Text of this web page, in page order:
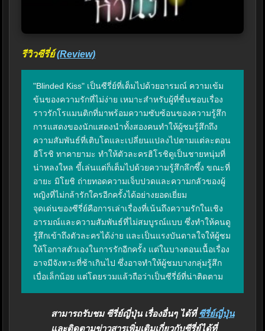
รีวิวซีรี่ย์(Review)
"Blinded Kiss" เป็นซีรี่ย์ที่เต็มไปด้วยอารมณ์ ความเข้ม
ข้นของความรักที่ไม่ง่าย เหมาะสำหรับผู้ที่ชื่นชอบเรื่อง
ราวรักโรแมนติกที่มาพร้อมความซับซ้อนของความรู้สึก
การแสดงของนักแสดงนำทั้งสองคนทำให้ผู้ชมรู้สึกถึง
ความสัมพันธ์ที่เติบโตและเปลี่ยนแปลงไปตามแต่ละตอน
ฮิโรชิ ทาคายามะ ทำให้ตัวละครฮิโรชิดูเป็นชายหนุ่มที่
น่าหลงใหล ขี้เล่นแต่ก็เต็มไปด้วยความรู้สึกลึกซึ้ง ขณะที่
อายะ มิโยชิ ถ่ายทอดความเจ็บปวดและความกลัวของผู้
หญิงที่ไม่กล้ารักใครอีกครั้งได้อย่างยอดเยี่ยม
จุดเด่นของซีรี่ย์คือการเล่าเรื่องที่เน้นถึงความรักในเชิง
อารมณ์และความสัมพันธ์ที่ไม่สมบูรณ์แบบ ซึ่งทำให้คนดู
รู้สึกเข้าถึงตัวละครได้ง่าย และเป็นแรงบันดาลใจให้ผู้ชม
ให้โอกาสตัวเองในการรักอีกครั้ง แต่ในบางตอนเนื้อเรื่อง
อาจมีจังหวะที่ช้าเกินไป ซึ่งอาจทำให้ผู้ชมบางกลุ่มรู้สึก
เบื่อเล็กน้อย แต่โดยรวมแล้วถือว่าเป็นซีรี่ย์ที่น่าติดตาม
สามารถรับชม ซีรี่ย์ญี่ปุ่น เรื่องอื่นๆ ได้ที่ซีรี่ย์ญี่ปุ่น
และติดตามข่าวสารเพิ่มเติมเกี่ยวกับซีรี่ย์ได้ที่